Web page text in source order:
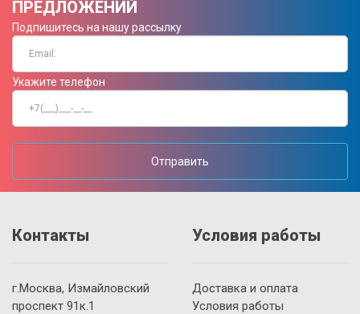
ПРЕДЛОЖЕНИЙ
Подпишитесь на нашу рассылку
Укажите телефон
Отправить
Контакты
г.Москва, Измайловский
проспект 91к.1
Условия работы
Доставка и оплата
Условия работы